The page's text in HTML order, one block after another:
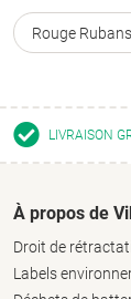
Rouge
LIVRAISON
À propos de
Droit de
Labels